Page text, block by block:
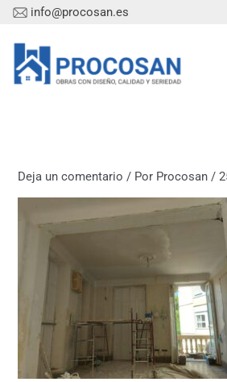
contenido
info@procosan.es
Deja un comentario / Por Procosan/